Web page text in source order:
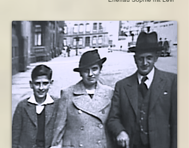
                  und Westerbork
1943          Deportation und Ermordung in der
Mordstätte Sobibor